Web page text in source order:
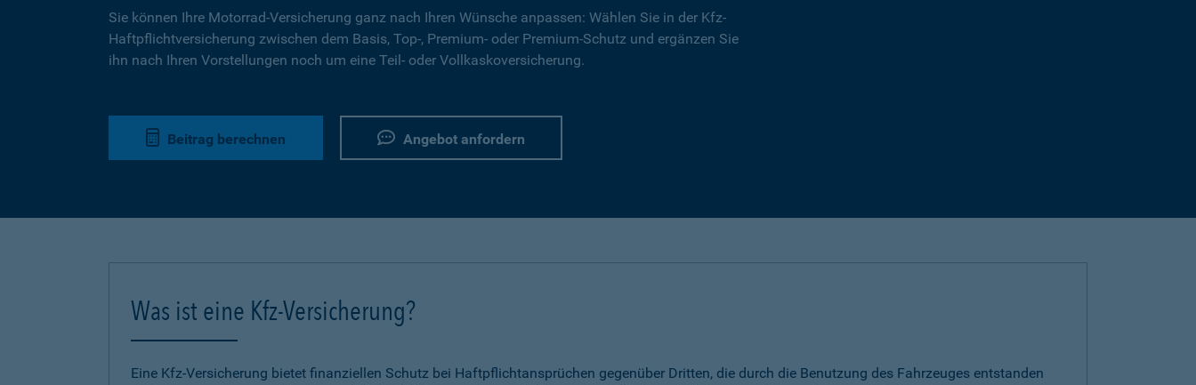
Sie können Ihre Motorrad-Versicherung ganz nach Ihren Wünsche anpassen: Wählen Sie in der Kfz-
Haftpflichtversicherung zwischen dem Basis, Top-, Premium- oder Premium-Schutz und ergänzen Sie
ihn nach Ihren Vorstellungen noch um eine Teil- oder Vollkaskoversicherung.
Beitrag berechnen Angebot anfordern
Was ist eine Kfz-Versicherung?
Eine Kfz-Versicherung bietet finanziellen Schutz bei Haftpflichtansprüchen gegenüber Dritten, die durch die Benutzung des Fahrzeuges entstanden